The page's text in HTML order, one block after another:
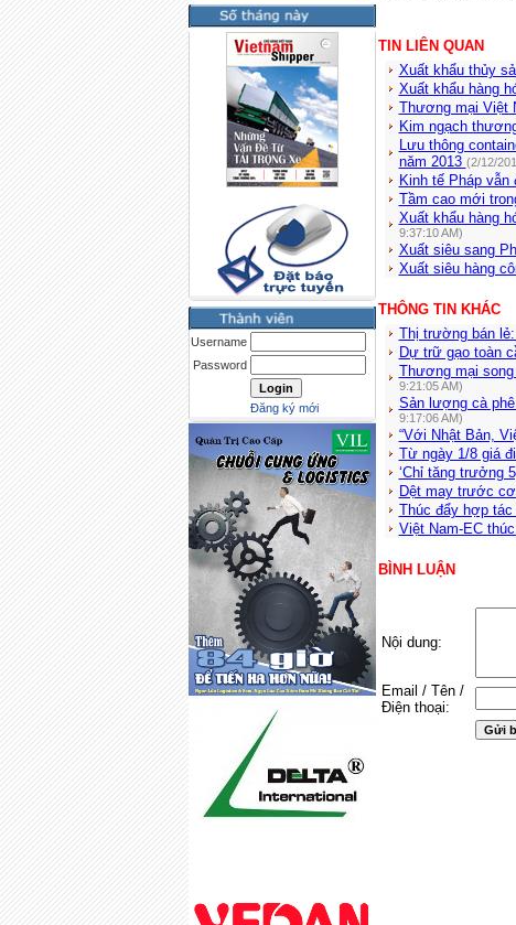
Username
Password
Đăng ký mới
TIN LIÊN QUAN
Xuất khẩu thủy
Xuất khẩu hàng
Thương mại Việt
Kim ngạch
Lưu thông
năm 2013 (2/12/
Kinh tế Pháp vẫn
Tầm cao mới
Xuất khẩu hàng
9:37:10 AM)
Xuất siêu sang
Xuất siêu hàng
THÔNG TIN KHÁC
Thị trường bán
Dự trữ gạo toàn
Thương mại
9:21:05 AM)
Sản lượng cà
9:17:06 AM)
“Với Nhật Bản,
Từ ngày 1/8 giá
‘Chỉ tăng trưởng
Dệt may trước
Thúc đẩy hợp
Việt Nam-EC
BÌNH LUẬN
Nội dung:
Email / Tên /
Điện thoại: